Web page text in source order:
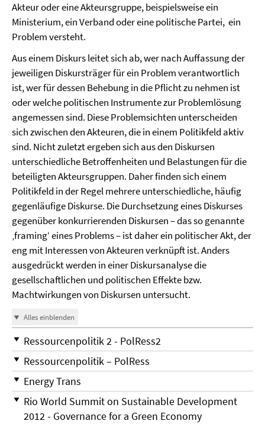
Akteur oder eine Akteursgruppe, beispielsweise ein
Ministerium, ein Verband oder eine politische Partei, ein
Problem versteht.
Aus einem Diskurs leitet sich ab, wer nach Auffassung der
jeweiligen Diskursträger für ein Problem verantwortlich
ist, wer für dessen Behebung in die Pflicht zu nehmen ist
oder welche politischen Instrumente zur Problemlösung
angemessen sind. Diese Problemsichten unterscheiden
sich zwischen den Akteuren, die in einem Politikfeld aktiv
sind. Nicht zuletzt ergeben sich aus den Diskursen
unterschiedliche Betroffenheiten und Belastungen für die
beteiligten Akteursgruppen. Daher finden sich einem
Politikfeld in der Regel mehrere unterschiedliche, häufig
gegenläufige Diskurse. Die Durchsetzung eines Diskurses
gegenüber konkurrierenden Diskursen – das so genannte
‚framing‘ eines Problems – ist daher ein politischer Akt, der
eng mit Interessen von Akteuren verknüpft ist. Anders
ausgedrückt werden in einer Diskursanalyse die
gesellschaftlichen und politischen Effekte bzw.
Machtwirkungen von Diskursen untersucht.
Alles einblenden
Ressourcenpolitik 2 - PolRess2
Ressourcenpolitik – PolRess
Energy Trans
Rio World Summit on Sustainable Development
2012 - Governance for a Green Economy